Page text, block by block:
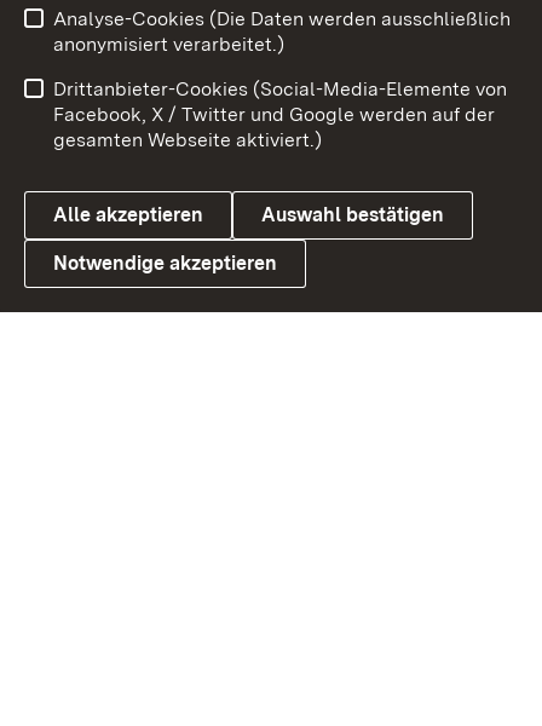
Link zum Landesportal
Benutzungshinweise
Barrierefreiheit
Datenschutz
Cookies
Analyse-Cookies (Die Daten werden ausschließlich
anonymisiert verarbeitet.)
Drittanbieter-Cookies (Social-Media-Elemente von
Facebook, X / Twitter und Google werden auf der
gesamten Webseite aktiviert.)
Alle akzeptieren Auswahl bestätigen
Notwendige akzeptieren